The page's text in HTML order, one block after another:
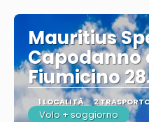
Mauritius
Capodanno
Fiumicino
1 LOCALITÀ 2
Volo + soggiorno